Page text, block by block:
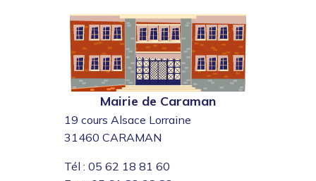
Mairie de Caraman
19 cours Alsace Lorraine
31460 CARAMAN
Tél : 05 62 18 81 60